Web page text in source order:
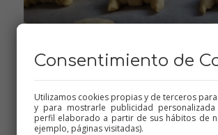
Consentimiento de
Utilizamos cookies propias y de terceros
y para mostrarle publicidad
perfil elaborado a partir de sus hábitos de
ejemplo, páginas visitadas).